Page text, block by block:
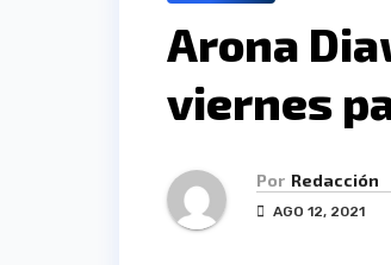
Arona
viernes
Por Redacción
AGO 12, 2021